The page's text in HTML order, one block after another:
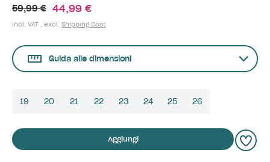
59,99 € 44,99 €
incl. VAT , excl. Shipping Cost
Guida alle dimensioni
19 20 21 22 23 24 25 26
Aggiungi